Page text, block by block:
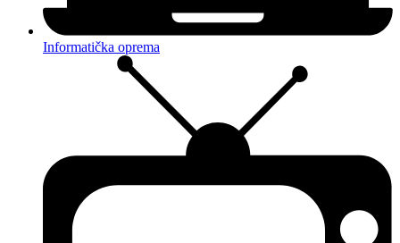
Informatička oprema